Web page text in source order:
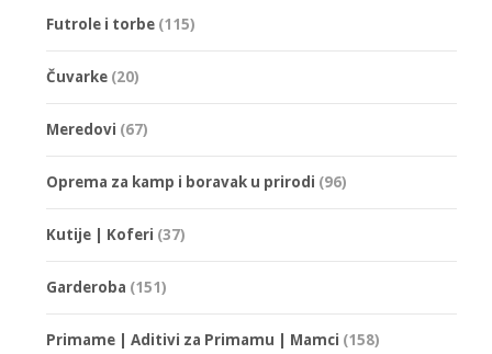
Futrole i torbe (115)
Čuvarke (20)
Meredovi (67)
Oprema za kamp i boravak u prirodi (96)
Kutije | Koferi (37)
Garderoba (151)
Primame | Aditivi za Primamu | Mamci (158)